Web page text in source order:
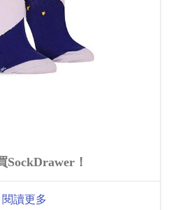
SockDrawer！
閱讀更多